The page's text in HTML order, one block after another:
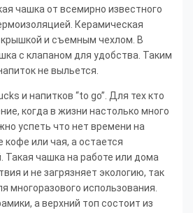
чашка от всемирно известного
Керамическая
и съемным чехлом. В
с клапаном для удобства. Таким
не выльется.
и напитков “to go”. Для тех кто
когда в жизни настолько много
успеть что нет времени на
или чая, а остается
Такая чашка на работе или дома
и не загрязняет экологию, так
многоразового использования.
а верхний топ состоит из